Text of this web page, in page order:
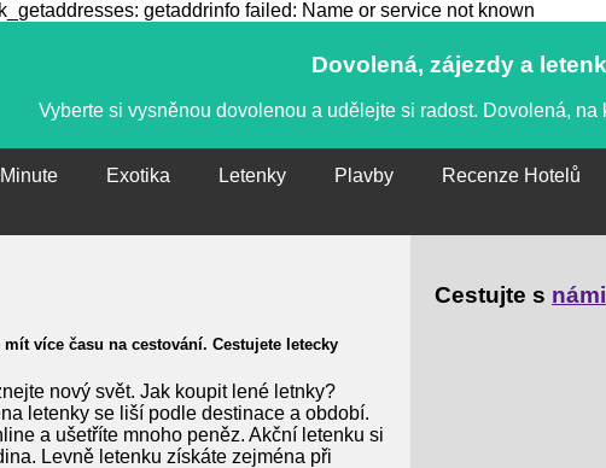
getaddrinfo failed: Name or service not known
Dovolená, zájezdy a
Vyberte si vysněnou dovolenou a udělejte si radost. Dovolená,
Exotika Letenky Plavby Recenze Hotelů
více času na cestování. Cestujete letecky
nový svět. Jak koupit lené letnky?
letenky se liší podle destinace a období.
a ušetříte mnoho peněz. Akční letenku si
Levně letenku získáte zejména při
Cestujte s námi